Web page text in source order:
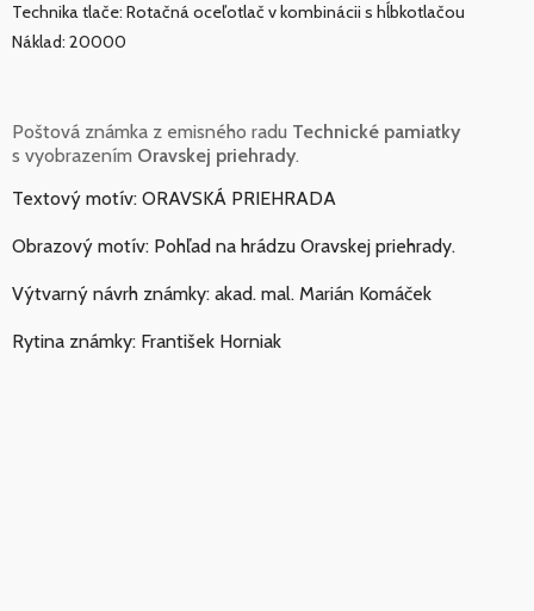
Technika tlače: Rotačná oceľotlač v kombinácii s hĺbkotlačou
Náklad: 20000
Poštová známka z emisného radu Technické pamiatky
s vyobrazením Oravskej priehrady.
Textový motív: ORAVSKÁ PRIEHRADA
Obrazový motív: Pohľad na hrádzu Oravskej priehrady.
Výtvarný návrh známky: akad. mal. Marián Komáček
Rytina známky: František Horniak